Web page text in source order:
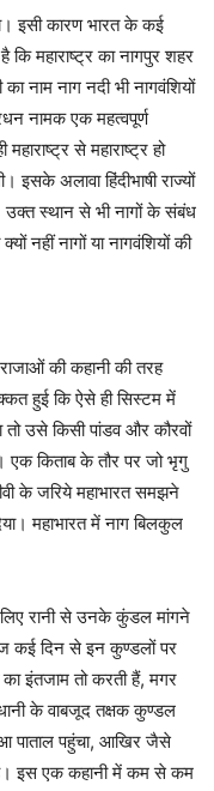
इसी कारण भारत के कई
कि महाराष्ट्र का नागपुर शहर
नाम नाग नदी भी नागवंशियों
नामक एक महत्वपूर्ण
से महाराष्ट्र हो
इसके अलावा हिंदीभाषी राज्यों
उक्त स्थान से भी नागों के संबंध
नहीं नागों या नागवंशियों की
राजाओं की कहानी की तरह
हुई कि ऐसे ही सिस्टम में
उसे किसी पांडव और कौरवों
एक किताब के तौर पर जो भृगु
के जरिये महाभारत समझने
महाभारत में नाग बिलकुल
रानी से उनके कुंडल मांगने
कई दिन से इन कुण्डलों पर
का इंतजाम तो करती हैं, मगर
के वाबजूद तक्षक कुण्डल
पाताल पहुंचा, आखिर जैसे
इस एक कहानी में कम से कम